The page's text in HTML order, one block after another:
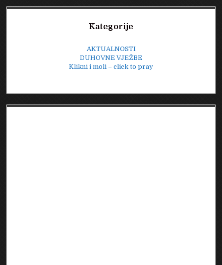
Kategorije
AKTUALNOSTI
DUHOVNE VJEŽBE
Klikni i moli – click to pray